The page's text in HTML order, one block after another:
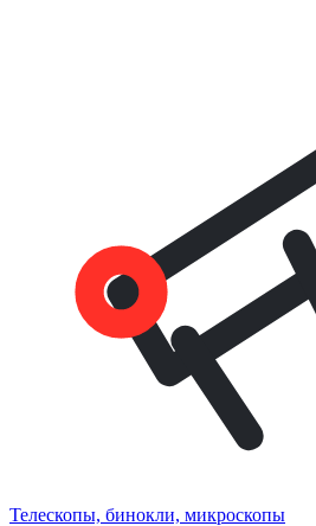
Телескопы, бинокли, микроскопы